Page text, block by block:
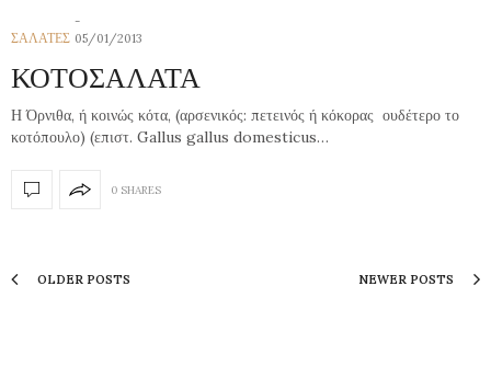
ΣΑΛΑΤΕΣ 05/01/2013
ΚΟΤΟΣΑΛΑΤΑ
Η Όρνιθα, ή κοινώς κότα, (αρσενικός: πετεινός ή κόκορας ουδέτερο το
κοτόπουλο) (επιστ. Gallus gallus domesticus…
0 SHARES
OLDER POSTS NEWER POSTS